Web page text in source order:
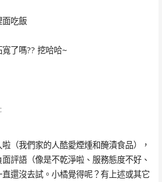
面吃飯
了嗎?? 挖哈哈~
（我們家的人酷愛煙煄和醃漬食品），
評語（像是不乾淨啦、服務態度不好、
還沒去試。小橘覺得呢？有上述或其它